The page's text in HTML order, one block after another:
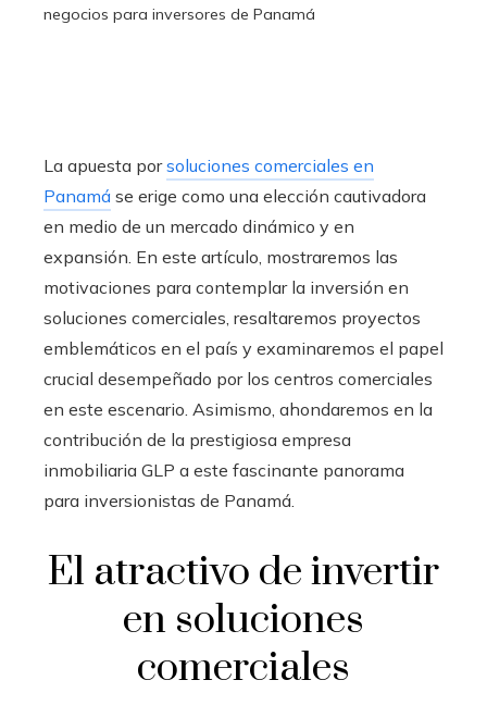
negocios para inversores de Panamá
La apuesta porsoluciones comerciales en
Panamá se erige como una elección cautivadora
en medio de un mercado dinámico y en
expansión. En este artículo, mostraremos las
motivaciones para contemplar la inversión en
soluciones comerciales, resaltaremos proyectos
emblemáticos en el país y examinaremos el papel
crucial desempeñado por los centros comerciales
en este escenario. Asimismo, ahondaremos en la
contribución de la prestigiosa empresa
inmobiliaria GLP a este fascinante panorama
para inversionistas de Panamá.
El atractivo de invertir
en soluciones
comerciales